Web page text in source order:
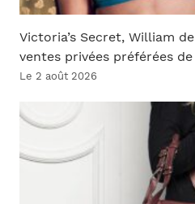
Victoria’s Secret, William
ventes privées préférées
Le 2 août 2026